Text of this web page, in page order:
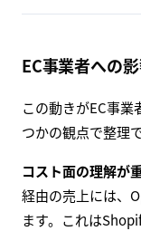
EC事業者への
この動きがEC事業
つかの観点で整理
コスト面の理解が
経由の売上には、
ます。これは